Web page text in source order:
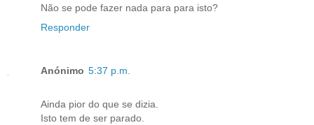
Não se pode fazer nada para para isto?
Responder
Anónimo 5:37 p.m.
Ainda pior do que se dizia.
Isto tem de ser parado.